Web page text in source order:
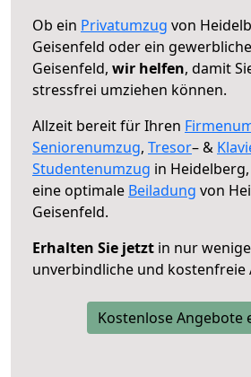
Ob ein Privatumzug von
Geisenfeld oder ein
Geisenfeld, wir helfen, damit
stressfrei umziehen können.
Allzeit bereit für Ihren
Seniorenumzug, Tresor– &
Studentenumzug in Heidelberg,
eine optimale Beiladung von
Geisenfeld.
Erhalten Sie jetzt in nur
unverbindliche und kostenfreie
Kostenlose Angebote